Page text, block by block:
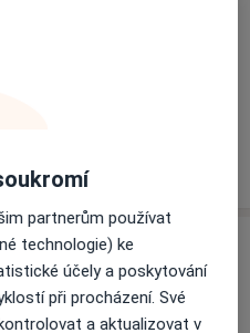
nejsou k dispozici
žádné informace o
partnerům používat
technologie) ke
účely a poskytování
při procházení. Své
a aktualizovat v